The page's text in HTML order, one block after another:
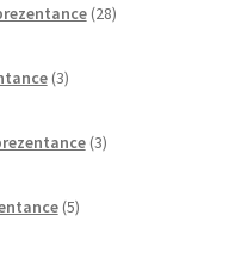
28izdelkov
3izdelki
3izdelki
5izdelkov